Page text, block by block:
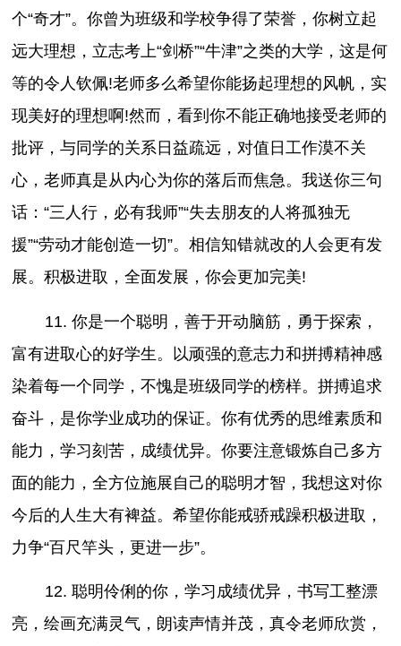
个“奇才”。你曾为班级和学校争得了荣誉，你树立起
远大理想，立志考上“剑桥”“牛津”之类的大学，这是何
等的令人钦佩!老师多么希望你能扬起理想的风帆，实
现美好的理想啊!然而，看到你不能正确地接受老师的
批评，与同学的关系日益疏远，对值日工作漠不关
心，老师真是从内心为你的落后而焦急。我送你三句
话：“三人行，必有我师”“失去朋友的人将孤独无
援”“劳动才能创造一切”。相信知错就改的人会更有发
展。积极进取，全面发展，你会更加完美!
11. 你是一个聪明，善于开动脑筋，勇于探索，
富有进取心的好学生。以顽强的意志力和拼搏精神感
染着每一个同学，不愧是班级同学的榜样。拼搏追求
奋斗，是你学业成功的保证。你有优秀的思维素质和
能力，学习刻苦，成绩优异。你要注意锻炼自己多方
面的能力，全方位施展自己的聪明才智，我想这对你
今后的人生大有裨益。希望你能戒骄戒躁积极进取，
力争“百尺竿头，更进一步”。
12. 聪明伶俐的你，学习成绩优异，书写工整漂
亮，绘画充满灵气，朗读声情并茂，真令老师欣赏，